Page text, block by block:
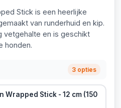
Stick is een heerlijke
van runderhuid en kip.
vetgehalte en is geschikt
honden.
3 opties
Wrapped Stick - 12 cm (150